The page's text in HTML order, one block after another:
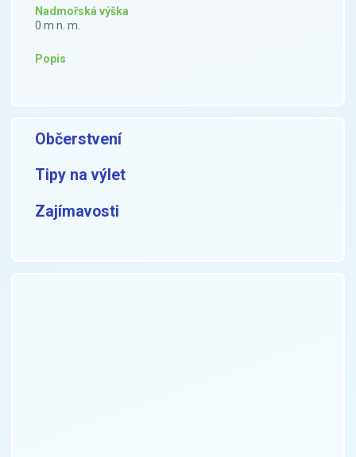
Nadmořská výška
0 m n. m.
Popis
Občerstvení
Tipy na výlet
Zajímavosti